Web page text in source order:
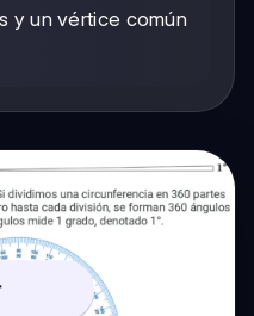
y un vértice común